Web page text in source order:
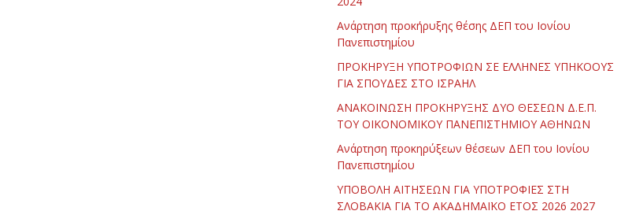
Ανάρτηση προκήρυξης θέσης ΔΕΠ του Ιονίου
Πανεπιστημίου
ΠΡΟΚΗΡΥΞΗ ΥΠΟΤΡΟΦΙΩΝ ΣΕ ΕΛΛΗΝΕΣ ΥΠΗΚΟΟΥΣ
ΓΙΑ ΣΠΟΥΔΕΣ ΣΤΟ ΙΣΡΑΗΛ
ΑΝΑΚΟΙΝΩΣΗ ΠΡΟΚΗΡΥΞΗΣ ΔΥΟ ΘΕΣΕΩΝ Δ.Ε.Π.
ΤΟΥ ΟΙΚΟΝΟΜΙΚΟΥ ΠΑΝΕΠΙΣΤΗΜΙΟΥ ΑΘΗΝΩΝ
Ανάρτηση προκηρύξεων θέσεων ΔΕΠ του Ιονίου
Πανεπιστημίου
ΥΠΟΒΟΛΗ ΑΙΤΗΣΕΩΝ ΓΙΑ ΥΠΟΤΡΟΦΙΕΣ ΣΤΗ
ΣΛΟΒΑΚΙΑ ΓΙΑ ΤΟ ΑΚΑΔΗΜΑΪΚΟ ΕΤΟΣ 2026 2027